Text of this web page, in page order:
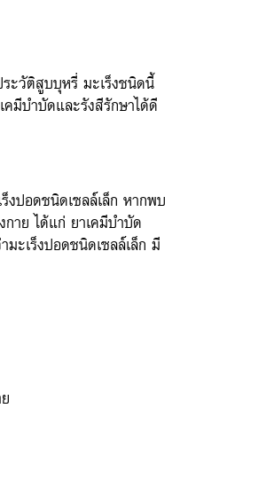
ะวัติสูบบุหรี่ มะเร็งชนิดนี้
คมีบำบัดและรังสีรักษาได้ดี
งปอดชนิดเซลล์เล็ก หากพบ
กาย ได้แก่ ยาเคมีบำบัด
ะเร็งปอดชนิดเซลล์เล็ก มี